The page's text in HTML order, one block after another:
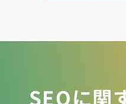
SEOに関